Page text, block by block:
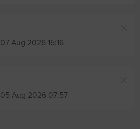
07 Aug 2026 15:16
05 Aug 2026 07:57